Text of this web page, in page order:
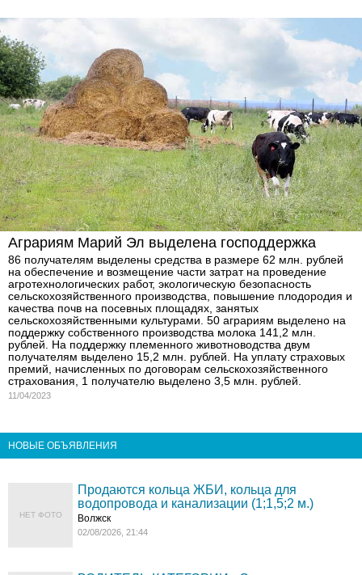
Аграриям Марий Эл выделена господдержка
86 получателям выделены средства в размере 62 млн. рублей
на обеспечение и возмещение части затрат на проведение
агротехнологических работ, экологическую безопасность
сельскохозяйственного производства, повышение плодородия и
качества почв на посевных площадях, занятых
сельскохозяйственными культурами. 50 аграриям выделено на
поддержку собственного производства молока 141,2 млн.
рублей. На поддержку племенного животноводства двум
получателям выделено 15,2 млн. рублей. На уплату страховых
премий, начисленных по договорам сельскохозяйственного
страхования, 1 получателю выделено 3,5 млн. рублей.
11/04/2023
НОВЫЕ ОБЪЯВЛЕНИЯ
НЕТ ФОТО
Продаются кольца ЖБИ, кольца для
водопровода и канализации (1;1,5;2 м.)
Волжск
02/08/2026, 21:44